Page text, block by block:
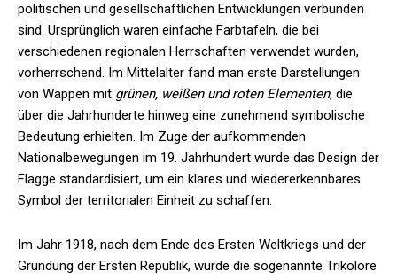
politischen und gesellschaftlichen Entwicklungen verbunden
sind. Ursprünglich waren einfache Farbtafeln, die bei
verschiedenen regionalen Herrschaften verwendet wurden,
vorherrschend. Im Mittelalter fand man erste Darstellungen
von Wappen mit grünen, weißen und roten Elementen, die
über die Jahrhunderte hinweg eine zunehmend symbolische
Bedeutung erhielten. Im Zuge der aufkommenden
Nationalbewegungen im 19. Jahrhundert wurde das Design der
Flagge standardisiert, um ein klares und wiedererkennbares
Symbol der territorialen Einheit zu schaffen.
Im Jahr 1918, nach dem Ende des Ersten Weltkriegs und der
Gründung der Ersten Republik, wurde die sogenannte Trikolore